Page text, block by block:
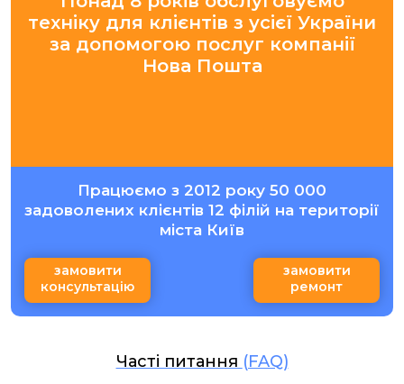
техніку для клієнтів з усієї України
за допомогою послуг компанії
Нова Пошта
Працюємо з 2012 року 50 000
задоволених клієнтів 12 філій на території
міста Київ
замовити
консультацію
замовити
ремонт
Часті питання (FAQ)